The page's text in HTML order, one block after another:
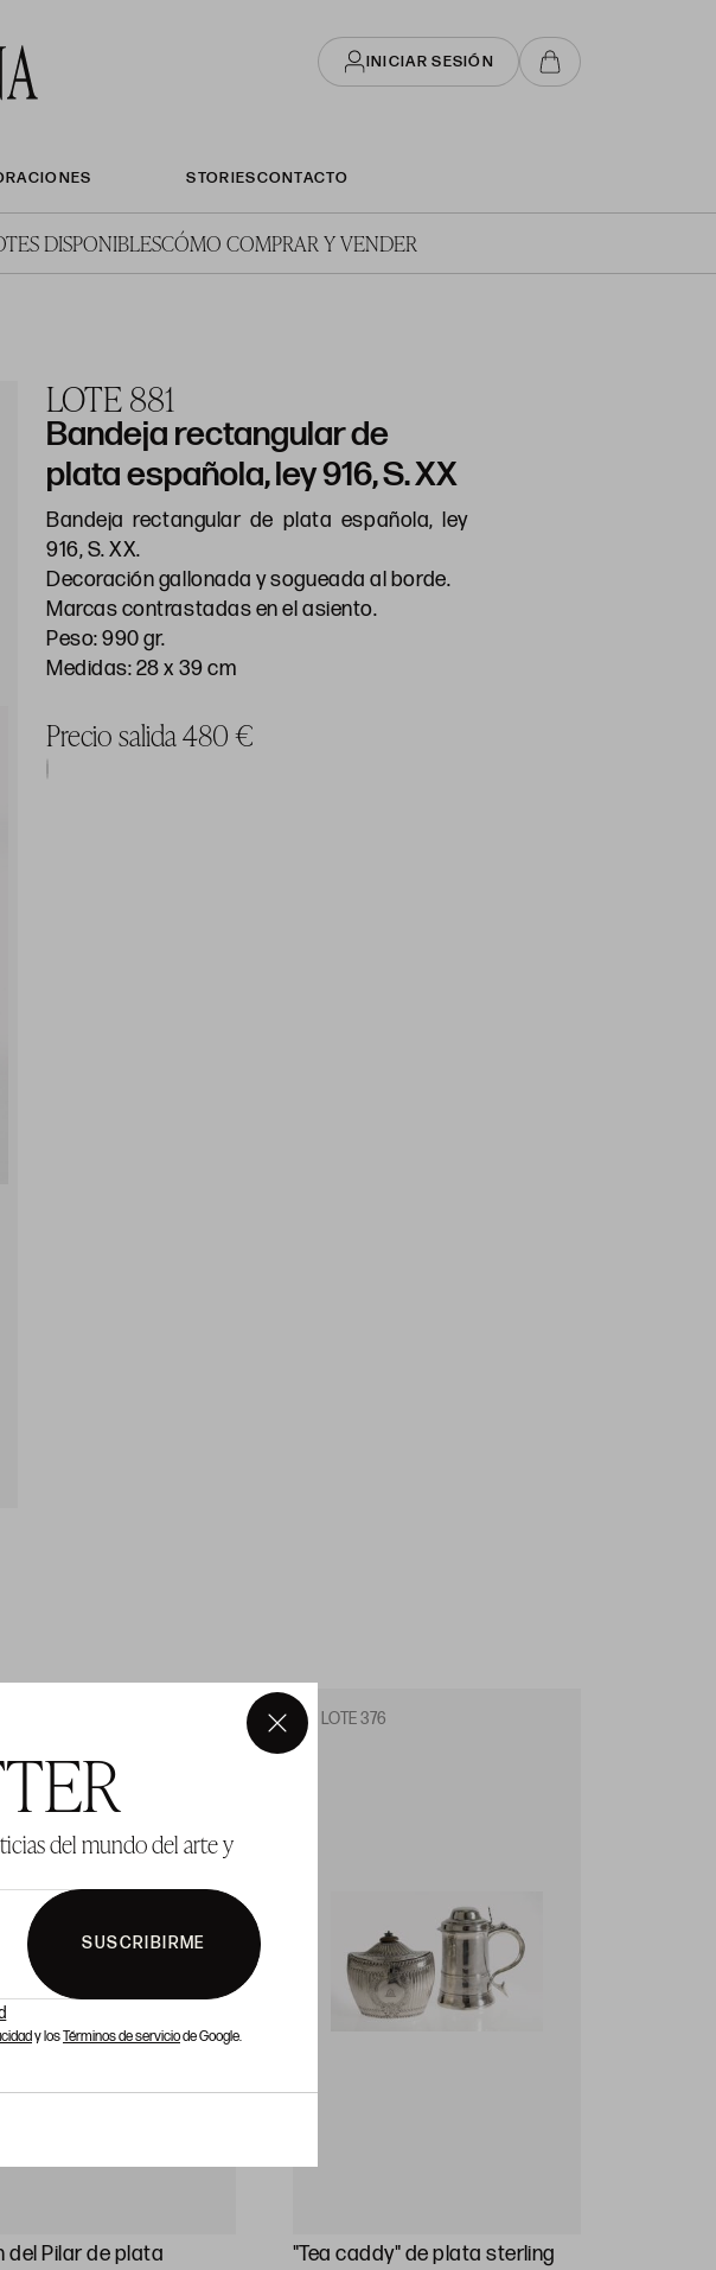
del mundo del arte y
SUSCRIBIRME
y losTérminos de serviciode Google.
×
INICIAR SESIÓN
STORIESCONTACTO
DISPONIBLESCÓMO COMPRAR Y VENDER
LOTE 881
Bandeja rectangular de
plata española, ley 916, S. XX
Bandeja rectangular de plata española, ley
916, S. XX.
Decoración gallonada y sogueada al borde.
Marcas contrastadas en el asiento.
Peso: 990 gr.
Medidas: 28 x 39 cm
Precio salida 480 €
del Pilar de plata
LOTE 376
"Tea caddy" de plata sterling